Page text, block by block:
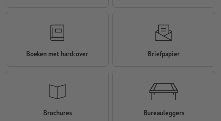
Boeken met hardcover Briefpapier
Brochures Bureauleggers